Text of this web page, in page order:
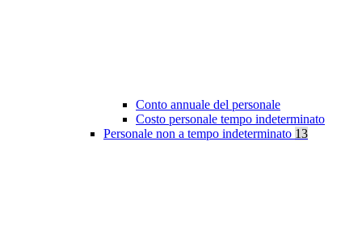
Conto annuale del personale
Costo personale tempo indeterminato
Personale non a tempo indeterminato 13